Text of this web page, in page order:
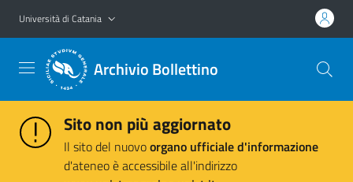
Vai al contenuto principale
Vai al menu di navigazione
Università di Catania
Archivio Bollettino
Sito non più aggiornato
Il sito del nuovoorgano ufficiale d'informazione
d'ateneo è accessibile all'indirizzo